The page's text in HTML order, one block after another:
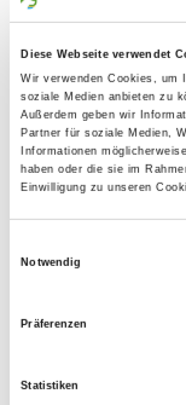
Diese Webseite verwendet
Wir verwenden Cookies, um
soziale Medien anbieten zu
Außerdem geben wir
Partner für soziale Medien,
Informationen
haben oder die sie im
Einwilligung zu unseren
Notwendig
Präferenzen
Statistiken
OG -
Adenauerring
76131
OG -
OG -